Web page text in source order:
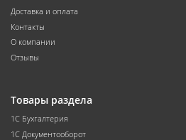
Доставка и оплата
Контакты
О компании
Отзывы
Товары раздела
1С Бухгалтерия
1С Документооборот